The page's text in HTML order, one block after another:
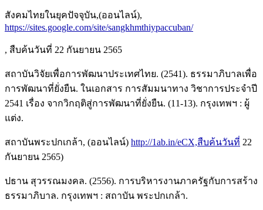
สังคมไทยในยุคปัจจุบัน,(ออนไลน์),
https://sites.google.com/site/sangkhmthiypaccuban/
, สืบค้นวันที่ 22 กันยายน 2565
สถาบันวิจัยเพื่อการพัฒนาประเทศไทย. (2541). ธรรมาภิบาลเพื่อ
การพัฒนาที่ยั่งยืน. ในเอกสาร การสัมมนาทาง วิชาการประจำปี
2541 เรื่อง จากวิกฤติสู่การพัฒนาที่ยั่งยืน. (11-13). กรุงเทพฯ : ผู้
แต่ง.
สถาบันพระปกเกล้า, (ออนไลน์) http://1ab.in/eCX,สืบค้นวันที่ 22
กันยายน 2565)
ปธาน สุวรรณมงคล. (2556). การบริหารงานภาครัฐกับการสร้าง
ธรรมาภิบาล. กรุงเทพฯ : สถาบัน พระปกเกล้า.